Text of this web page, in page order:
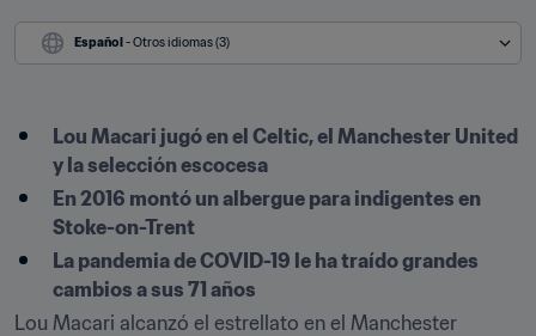
Español - Otros idiomas (3)
Lou Macari jugó en el Celtic, el Manchester United
y la selección escocesa
En 2016 montó un albergue para indigentes en
Stoke-on-Trent
La pandemia de COVID-19 le ha traído grandes
cambios a sus 71 años
Lou Macari alcanzó el estrellato en el Manchester